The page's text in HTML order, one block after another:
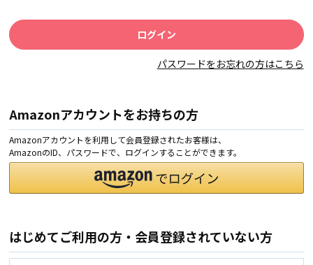
パスワードをお忘れの方はこちら
Amazonアカウントをお持ちの方
Amazonアカウントを利用して会員登録されたお客様は、
AmazonのID、パスワードで、ログインすることができます。
はじめてご利用の方・会員登録されていない方